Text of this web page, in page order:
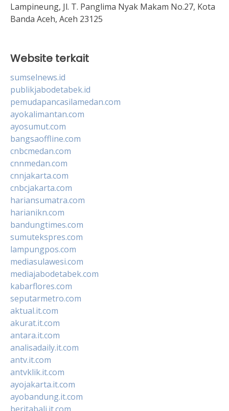
Lampineung, Jl. T. Panglima Nyak Makam No.27, Kota
Banda Aceh, Aceh 23125
Website terkait
sumselnews.id
publikjabodetabek.id
pemudapancasilamedan.com
ayokalimantan.com
ayosumut.com
bangsaoffline.com
cnbcmedan.com
cnnmedan.com
cnnjakarta.com
cnbcjakarta.com
hariansumatra.com
harianikn.com
bandungtimes.com
sumutekspres.com
lampungpos.com
mediasulawesi.com
mediajabodetabek.com
kabarflores.com
seputarmetro.com
aktual.it.com
akurat.it.com
antara.it.com
analisadaily.it.com
antv.it.com
antvklik.it.com
ayojakarta.it.com
ayobandung.it.com
beritabali.it.com